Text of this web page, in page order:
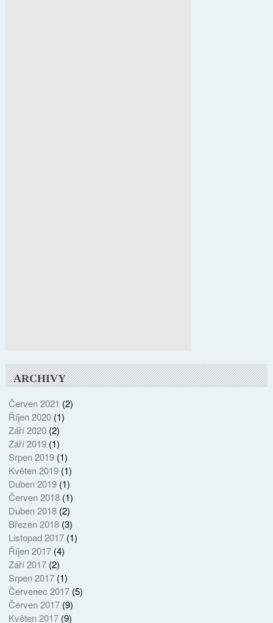
ARCHIVY
Červen 2021 (2)
Říjen 2020(1)
Září 2020(2)
Září 2019(1)
Srpen 2019(1)
Květen 2019(1)
Duben 2019(1)
Červen 2018(1)
Duben 2018(2)
Březen 2018(3)
Listopad 2017(1)
Říjen 2017(4)
Září 2017(2)
Srpen 2017(1)
Červenec 2017(5)
Červen 2017(9)
Květen 2017(9)